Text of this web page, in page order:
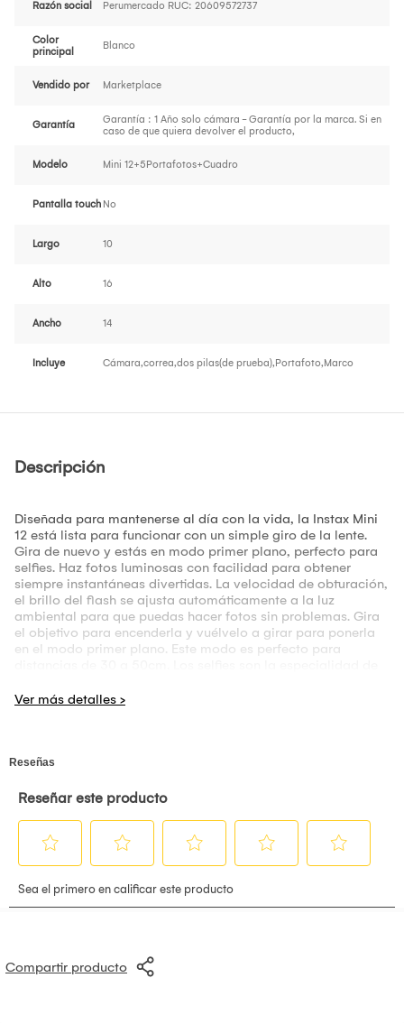
Razón social Perumercado RUC: 20609572737
Color
principal
Blanco
Vendido por Marketplace
Garantía
Garantía : 1 Año solo cámara - Garantía por la marca. Si en
caso de que quiera devolver el producto,
Modelo Mini 12+5Portafotos+Cuadro
Pantalla touch No
Largo 10
Alto 16
Ancho 14
Incluye Cámara,correa,dos pilas(de prueba),Portafoto,Marco
Descripción
Diseñada para mantenerse al día con la vida, la Instax Mini
12 está lista para funcionar con un simple giro de la lente.
Gira de nuevo y estás en modo primer plano, perfecto para
selfies. Haz fotos luminosas con facilidad para obtener
siempre instantáneas divertidas. La velocidad de obturación,
el brillo del flash se ajusta automáticamente a la luz
ambiental para que puedas hacer fotos sin problemas. Gira
el objetivo para encenderla y vuélvelo a girar para ponerla
en el modo primer plano. Este modo es perfecto para
con mayor precisión en comparación con los modelos
muy oscuras. Sin complicaciones con la configuración,
teniendo eso en cuenta, una vez que hayas tomado la foto,
hayas terminado de capturar recuerdos, gira la lente
nuevamente para apagar la Mini 12. Pero la diversión no
necesita terminar ahí. ¡Descarga la aplicación INSTAXUP!
digitalmente en un solo lugar. Todo lo que tienes que hacer
es escanear tus impresiones físicas con tu teléfono y se
utilizada: Película instantánea Fujifilm instax mini (se venden
por separado) • Fotografía tamaño: 62mm x 46mm •
Compartir producto